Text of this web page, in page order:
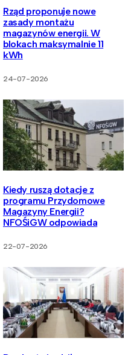
Rząd proponuje nowe
zasady montażu
magazynów energii. W
blokach maksymalnie 11
kWh
24-07-2026
Kiedy ruszą dotacje z
programu Przydomowe
Magazyny Energii?
NFOŚiGW odpowiada
22-07-2026